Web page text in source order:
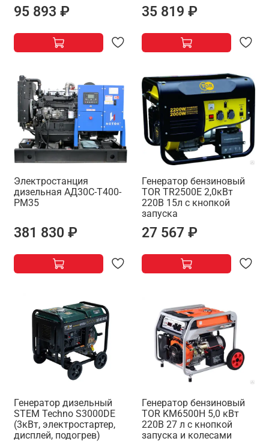
95 893 ₽ 35 819 ₽
Электростанция
дизельная АД30С-Т400-
РМ35
381 830 ₽
Генератор бензиновый
TOR TR2500E 2,0кВт
220В 15л с кнопкой
запуска
27 567 ₽
Генератор дизельный
STEM Techno S3000DE
(3кВт, электростартер,
дисплей, подогрев)
Генератор бензиновый
TOR KM6500H 5,0 кВт
220В 27 л с кнопкой
запуска и колесами